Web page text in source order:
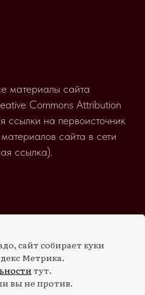
материалы сайта
Commons Attribution
ссылки на первоисточник
сайта в сети
ссылка).
сайт собирает куки
Метрика.
тут.
вы не против.
Иммерсив-Ивент